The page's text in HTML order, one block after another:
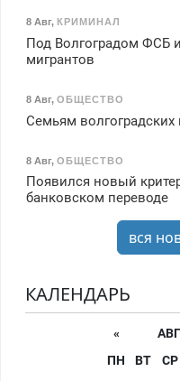
8 Авг, КРИМИНАЛ
Под Волгоградом ФСБ
мигрантов
8 Авг, ОБЩЕСТВО
Семьям волгоградских
8 Авг, ОБЩЕСТВО
Появился новый
банковском переводе
вся
КАЛЕНДАРЬ
«
ПН
ВТ СР